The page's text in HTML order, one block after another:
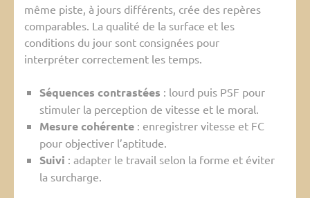
même piste, à jours différents, crée des repères
comparables. La qualité de la surface et les
conditions du jour sont consignées pour
interpréter correctement les temps.
Séquences contrastées : lourd puis PSF pour
stimuler la perception de vitesse et le moral.
Mesure cohérente : enregistrer vitesse et FC
pour objectiver l’aptitude.
Suivi : adapter le travail selon la forme et éviter
la surcharge.